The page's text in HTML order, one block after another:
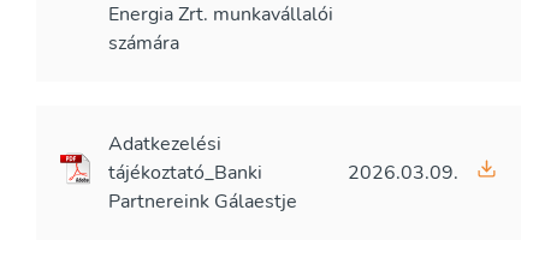
Energia Zrt. munkavállalói
számára
Adatkezelési
tájékoztató_Banki
Partnereink Gálaestje
2026.03.09.